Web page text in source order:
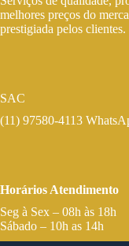
melhores preços do
prestigiada pelos clientes.
SAC
(11) 97580-4113
Horários Atendimento
Seg à Sex – 08h às 18h
Sábado – 10h as 14h